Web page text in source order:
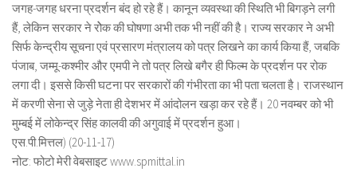
जगह-जगह धरना प्रदर्शन बंद हो रहे हैं। कानून व्यवस्था की स्थिति भी बिगड़ने लगी
हैं, लेकिन सरकार ने रोेक की घोषणा अभी तक भी नहीं की है। राज्य सरकार ने अभी
सिर्फ केन्द्रीय सूचना एवं प्रसारण मंत्रालय को पत्र लिखने का कार्य किया हैं, जबकि
पंजाब, जम्मू-कश्मीर और एमपी ने तो पत्र लिखे बगैर ही फिल्म के प्रदर्शन पर रोक
लगा दी। इससे किसी घटना पर सरकारों की गंभीरता का भी पता चलता है। राजस्थान
में करणी सेना से जुड़े नेता ही देशभर में आंदोलन खड़ा कर रहे हैं। 20 नवम्बर को भी
मुम्बई में लोकेन्द्र सिंह कालवी की अगुवाई में प्रदर्शन हुआ।
एस.पी.मित्तल) (20-11-17)
नोट: फोटो मेरी वेबसाइट www.spmittal.in